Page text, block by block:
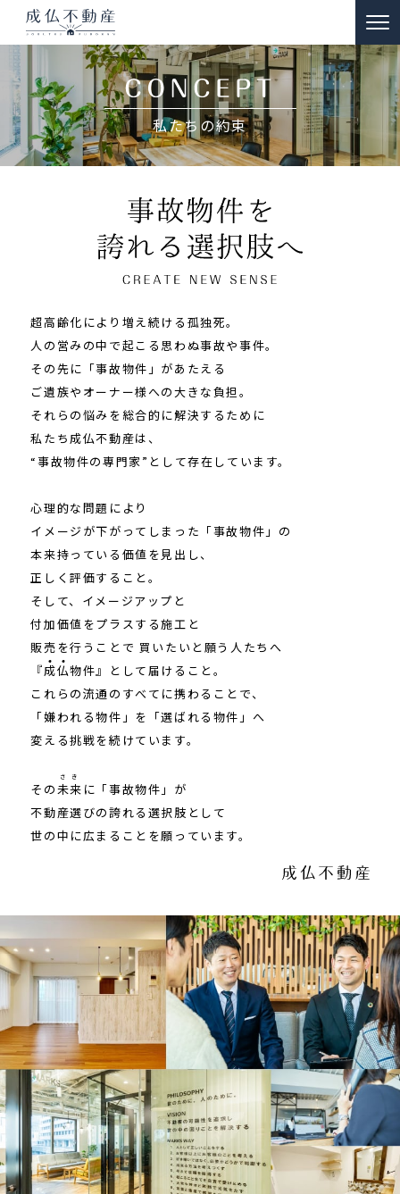
私たちの約束
超高齢化により増え続ける孤独死。
人の営みの中で起こる思わぬ事故や事件。
その先に「事故物件」があたえる
ご遺族やオーナー様への大きな負担。
それらの悩みを総合的に解決するために
私たち成仏不動産は、
“事故物件の専門家”として存在しています。
心理的な問題により
イメージが下がってしまった「事故物件」の
本来持っている価値を見出し、
正しく評価すること。
そして、イメージアップと
付加価値をプラスする施工と
販売を行うことで 買いたいと願う人たちへ
『成仏物件』として届けること。
これらの流通のすべてに携わることで、
「嫌われる物件」を「選ばれる物件」へ
変える挑戦を続けています。
その未来
さき
に「事故物件」が
不動産選びの誇れる選択肢として
世の中に広まることを願っています。
TOP
事故物件のお悩み解決
ー 買取
販売物件情報
リノベーション物件事例
私たちの約束
富動産コラム
採用情報
ニュース&メディア
運営会社
プライバシーポリシー